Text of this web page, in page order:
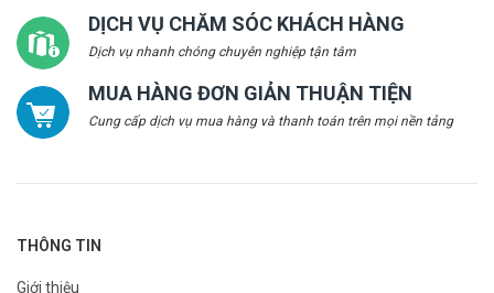
DỊCH VỤ CHĂM SÓC KHÁCH HÀNG
Dịch vụ nhanh chóng chuyên nghiệp tận tâm
MUA HÀNG ĐƠN GIẢN THUẬN TIỆN
Cung cấp dịch vụ mua hàng và thanh toán trên mọi nền tảng
THÔNG TIN
Giới thiệu